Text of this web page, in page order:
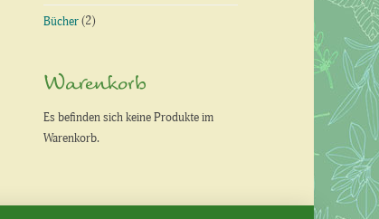
Bücher (2)
Warenkorb
Es befinden sich keine Produkte im
Warenkorb.